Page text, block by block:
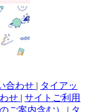
合わせ | タイアッ
せ | サイトご利用
ご案内含む） | タ